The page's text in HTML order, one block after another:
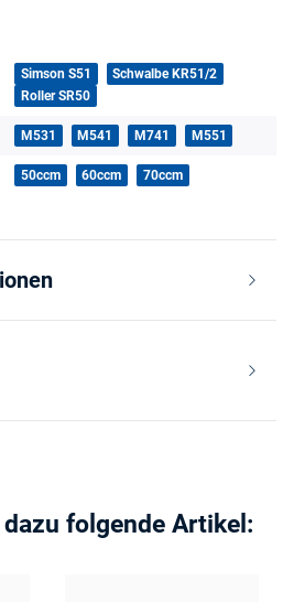
Simson S51
Schwalbe KR51/2
Roller SR50
M531 M541 M741 M551
50ccm 60ccm 70ccm
folgende Artikel: